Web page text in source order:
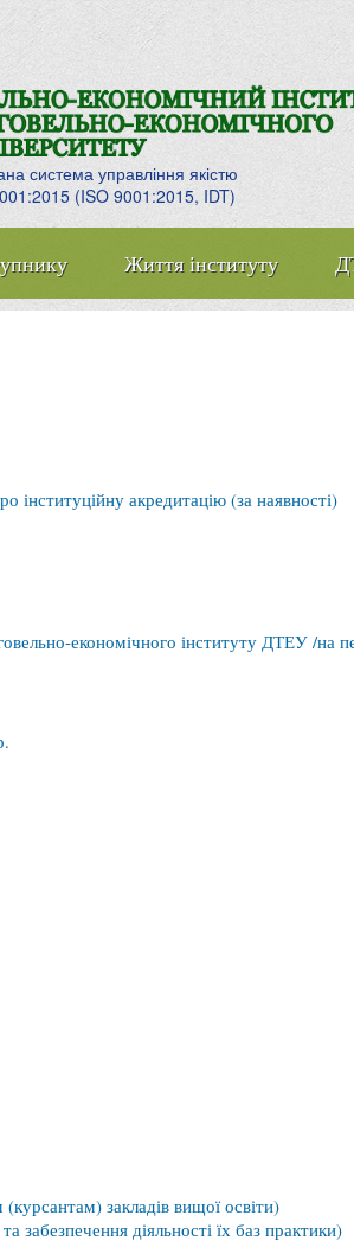
система управління якістю
(ISO 9001:2015, IDT)
Життя інституту
інституційну акредитацію (за наявності)
економічного інституту ДТЕУ /на
закладів вищої освіти)
забезпечення діяльності їх баз практики)